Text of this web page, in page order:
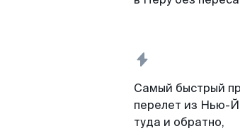
Самый быстрый
перелет из Нью-
туда и обратно,